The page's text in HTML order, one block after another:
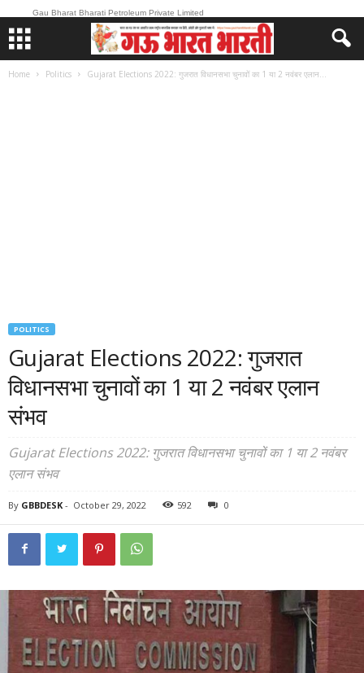
Gau Bharat Bharati Petroleum Private Limited
Home Politics Gujarat Elections 2022: गुजरात विधानसभा चुनावों का 1 या 2 नवंबर एलान...
POLITICS
Gujarat Elections 2022: गुजरात
विधानसभा चुनावों का 1 या 2 नवंबर एलान
संभव
Gujarat Elections 2022: गुजरात विधानसभा चुनावों का 1 या 2 नवंबर
एलान संभव
By GBBDESK - October 29, 2022 592 0